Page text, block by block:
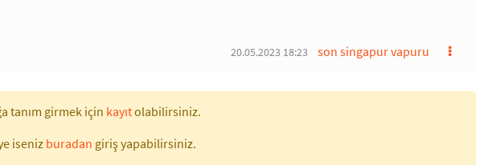
son singapur vapuru
20.05.2023 18:23
tanım girmek için kayıtolabilirsiniz.
iseniz buradan giriş yapabilirsiniz.